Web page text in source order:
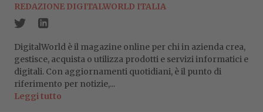
REDAZIONE DIGITALWORLD ITALIA
DigitalWorld è il magazine online per chi in azienda crea,
gestisce, acquista o utilizza prodotti e servizi informatici e
digitali. Con aggiornamenti quotidiani, è il punto di
riferimento per notizie,...
Leggi tutto